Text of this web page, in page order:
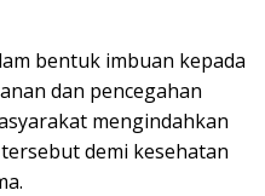
bentuk imbuan kepada
dan pencegahan
mengindahkan
demi kesehatan